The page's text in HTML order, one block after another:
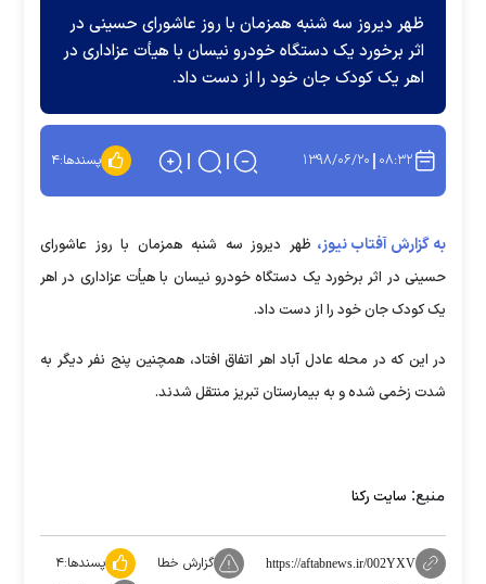
ظهر دیروز سه شنبه همزمان با روز عاشورای حسینی در
اثر برخورد یک دستگاه خودرو نیسان با هیأت عزاداری در
اهر یک کودک جان خود را از دست داد.
۰۸:۳۲ ۱۳۹۸/۰۶/۲۰ پسندها:۴
به گزارش آفتاب نیوز، ظهر دیروز سه شنبه همزمان با روز عاشورای
حسینی در اثر برخورد یک دستگاه خودرو نیسان با هیأت عزاداری در اهر
یک کودک جان خود را از دست داد.
در این که در محله عادل آباد اهر اتفاق افتاد، همچنین پنج نفر دیگر به
شدت زخمی شده و به بیمارستان تبریز منتقل شدند.
منبع: سایت رکنا
https://aftabnews.ir/002YXV گزارش خطا پسندها:۴